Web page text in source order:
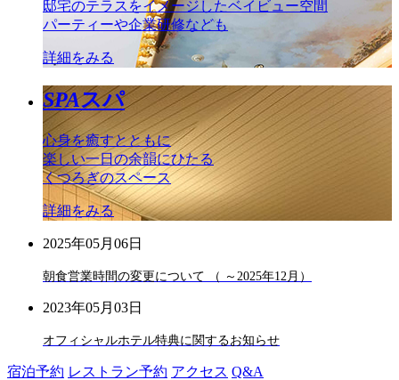
邸宅のテラスをイメージしたベイビュー空間
パーティーや企業研修なども
詳細をみる
SPAスパ
心身を癒すとともに
楽しい一日の余韻にひたる
くつろぎのスペース
詳細をみる
2025年05月06日
朝食営業時間の変更について （ ～2025年12月）
2023年05月03日
オフィシャルホテル特典に関するお知らせ
宿泊予約 レストラン予約 アクセス Q&A